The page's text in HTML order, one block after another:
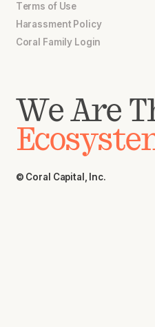
Terms of Use
Harassment Policy
Coral Family Login
We Are
© Coral Capital, Inc.